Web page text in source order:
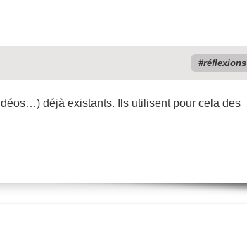
réflexions
déjà existants. Ils utilisent pour cela des